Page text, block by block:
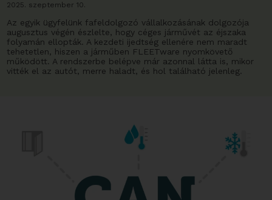
2025. szeptember 10.
Az egyik ügyfelünk fafeldolgozó vállalkozásának dolgozója
augusztus végén észlelte, hogy céges járművét az éjszaka
folyamán ellopták. A kezdeti ijedtség ellenére nem maradt
tehetetlen, hiszen a járműben FLEETware nyomkövető
működött. A rendszerbe belépve már azonnal látta is, mikor
vitték el az autót, merre haladt, és hol található jelenleg.